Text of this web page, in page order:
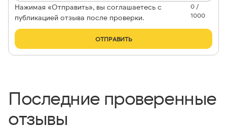
Нажимая «Отправить», вы соглашаетесь с
публикацией отзыва после проверки.
0 /
1000
ОТПРАВИТЬ
Последние проверенные
отзывы